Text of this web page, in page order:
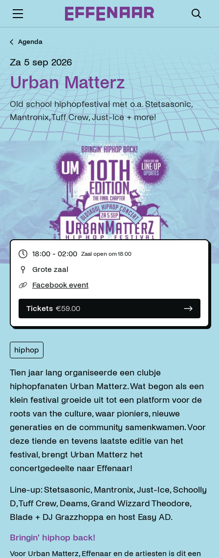
Agenda
za 5 sep 2026
Urban Matterz
Old school hiphopfestival met o.a. Stetsasonic,
Mantronix, Tuff Crew, Just-Ice + more!
18:00 - 02:00 Zaal open om18:00
Grote zaal
Facebook event
Tickets €59.00
hiphop
Tien jaar lang organiseerde een clubje
hiphopfanaten Urban Matterz. Wat begon als een
klein festival groeide uit tot een platform voor de
roots van the culture, waar pioniers, nieuwe
generaties en de community samenkwamen. Voor
deze tiende en tevens laatste editie van het
festival, brengt Urban Matterz het
concertgedeelte naar Effenaar!
Line-up: Stetsasonic, Mantronix, Just-Ice, Schoolly
D, Tuff Crew, Deams, Grand Wizzard Theodore,
Blade + DJ Grazzhoppa en host Easy AD.
Bringin' hiphop back!
Voor Urban Matterz, Effenaar en de artiesten is dit een